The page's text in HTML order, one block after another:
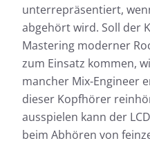
unterrepräsentiert,
abgehört wird. Soll der
Mastering moderner
zum Einsatz kommen,
mancher Mix-Engineer
dieser Kopfhörer
ausspielen kann der
beim Abhören von